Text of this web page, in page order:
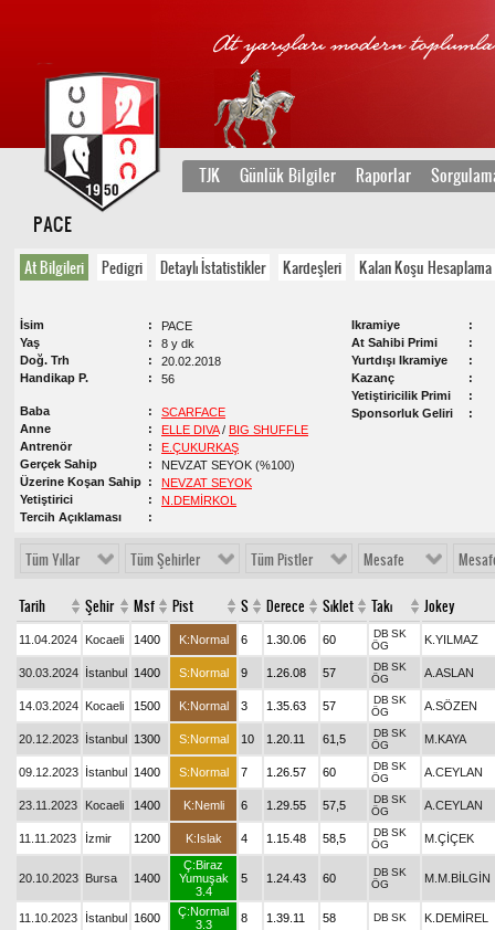
TJK Günlük Bilgiler Raporlar
PACE
At Bilgileri Pedigri Detaylı İstatistikler Kardeşleri Kalan Koşu Hesaplama
İsim
PACE
Yaş
8 y dk
Doğ. Trh
20.02.2018
Handikap P.
56
Baba
SCARFACE
Anne
ELLE DIVA/ BIG SHUFFLE
Antrenör
E.ÇUKURKAŞ
Gerçek Sahip
NEVZAT SEYOK (%100)
Üzerine Koşan Sahip
NEVZAT SEYOK
Yetiştirici
N.DEMİRKOL
Tercih Açıklaması
Ikramiye
At Sahibi Primi
Yurtdışı Ikramiye
Kazanç
Yetiştiricilik Primi
Sponsorluk Geliri
Tüm Yıllar Tüm Şehirler Tüm Pistler Mesafe
Tarih Şehir Msf Pist S Derece Sıklet Takı Jokey
11.04.2024 Kocaeli 1400 K:Normal 6 1.30.06 60 DB SK
ÖG
K.YILMAZ
30.03.2024 İstanbul 1400 S:Normal 9 1.26.08 57 DB SK
ÖG
A.ASLAN
14.03.2024 Kocaeli 1500 K:Normal 3 1.35.63 57 DB SK
ÖG
A.SÖZEN
20.12.2023 İstanbul 1300 S:Normal 10 1.20.11 61,5 DB SK
ÖG
M.KAYA
09.12.2023 İstanbul 1400 S:Normal 7 1.26.57 60 DB SK
ÖG
A.CEYLAN
23.11.2023 Kocaeli 1400 K:Nemli 6 1.29.55 57,5 DB SK
ÖG
A.CEYLAN
11.11.2023 İzmir 1200 K:Islak 4 1.15.48 58,5 DB SK
ÖG
M.ÇİÇEK
20.10.2023 Bursa 1400
Ç:Biraz
Yumuşak
3.4
5 1.24.43 60 DB SK
ÖG
M.M.BİLGİN
11.10.2023 İstanbul 1600
Ç:Normal
3.3
8 1.39.11 58 DB SK K.DEMİREL